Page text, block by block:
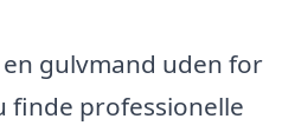
gulvmand uden for
finde professionelle